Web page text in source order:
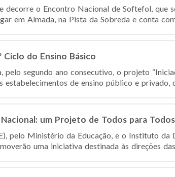
decorre o Encontro Nacional de Softefol, que
em Almada, na Pista da Sobreda e conta
Ciclo do Ensino Básico
pelo segundo ano consecutivo, o projeto
estabelecimentos de ensino público e privado,
um Projeto de Todos para
pelo Ministério da Educação, e o Instituto da
uma iniciativa destinada às direções